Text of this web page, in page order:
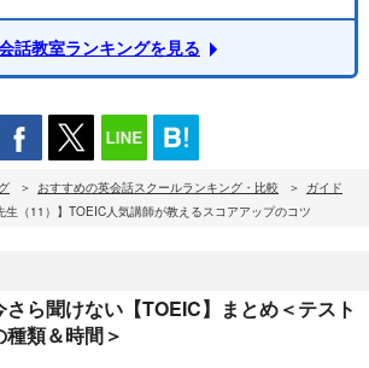
話教室ランキングを見る
おすすめの英会話スクールランキング・比較
ガイド
生（11）】TOEIC人気講師が教えるスコアアップのコツ
さら聞けない【TOEIC】まとめ＜テスト
種類＆時間＞